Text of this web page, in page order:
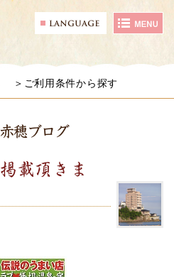
ご利用条件から探す
赤穂ブログ
載頂きま